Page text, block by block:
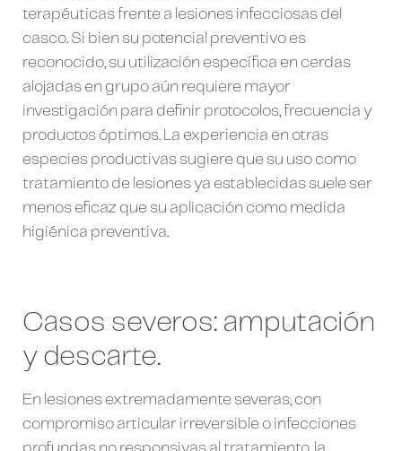
terapéuticas frente a lesiones infecciosas del
casco. Si bien su potencial preventivo es
reconocido, su utilización específica en cerdas
alojadas en grupo aún requiere mayor
investigación para definir protocolos, frecuencia y
productos óptimos. La experiencia en otras
especies productivas sugiere que su uso como
tratamiento de lesiones ya establecidas suele ser
menos eficaz que su aplicación como medida
higiénica preventiva.
Casos severos: amputación
y descarte.
En lesiones extremadamente severas, con
compromiso articular irreversible o infecciones